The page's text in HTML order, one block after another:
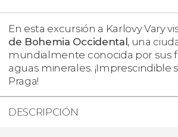
En esta excursión a Karlovy Vary
de Bohemia Occidental, una
mundialmente conocida por sus
aguas minerales. ¡Imprescindible
Praga!
DESCRIPCIÓN